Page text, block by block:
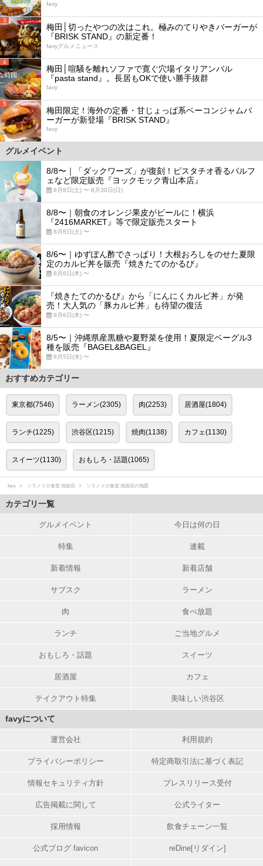
favy
3
梅田│切ったやつの次はこれ。極みのてりやきバーガーが
『BRISK STAND』の新定番！
favyグルメニュース
4
梅田│喧騒を離れソファで寛ぐ穴場イタリアンバル
『pasta stand』。長居もOKで使い勝手抜群
favy
5
梅田限定！海外の定番・甘じょっぱ系ベーコンジャムバ
ーガーが新登場『BRISK STAND』
favy
グルメイベント
8/8〜｜「ダックワーズ」が復刻！ピスタチオ香るパルフ
ェなど限定販売『ヨックモック青山本店』
8月8日(土) 〜 8月30日(日)
8/8〜｜朝食のオレンジ果皮がビールに！横浜
『2416MARKET』等で限定販売スタート
8月8日(土) 〜
8/6〜｜ゆずぽん酢でさっぱり！大根おろしをのせた夏限
定のカルビ丼を販売『焼きたてのかるび』
8月6日(木) 〜
『焼きたてのかるび』から「にんにくカルビ丼」が発
売！大人気の「豚カルビ丼」も待望の復活
8月6日(木) 〜
8/5〜｜沖縄県産黒糖や夏野菜を使用！夏限定ベーグル3
種を販売『BAGEL&BAGEL』
8月5日(水) 〜
おすすめカテゴリー
東京都(7546) ラーメン(2305) 肉(2253) 居酒屋(1804)
ランチ(1225) 渋谷区(1215) 焼肉(1138) カフェ(1130)
スイーツ(1130) おもしろ・話題(1065)
favy ソラノイロ食堂 池袋店 ソラノイロ食堂 池袋店の地図
カテゴリ一覧
グルメイベント 今日は何の日
特集 連載
新着情報 新着店舗
サブスク ラーメン
肉 食べ放題
ランチ ご当地グルメ
おもしろ・話題 スイーツ
居酒屋 カフェ
テイクアウト特集 美味しい渋谷区
favyについて
運営会社 利用規約
プライバシーポリシー 特定商取引法に基づく表記
情報セキュリティ方針 プレスリリース受付
広告掲載に関して 公式ライター
採用情報 飲食チェーン一覧
公式ブログ favicon reDine[リダイン]